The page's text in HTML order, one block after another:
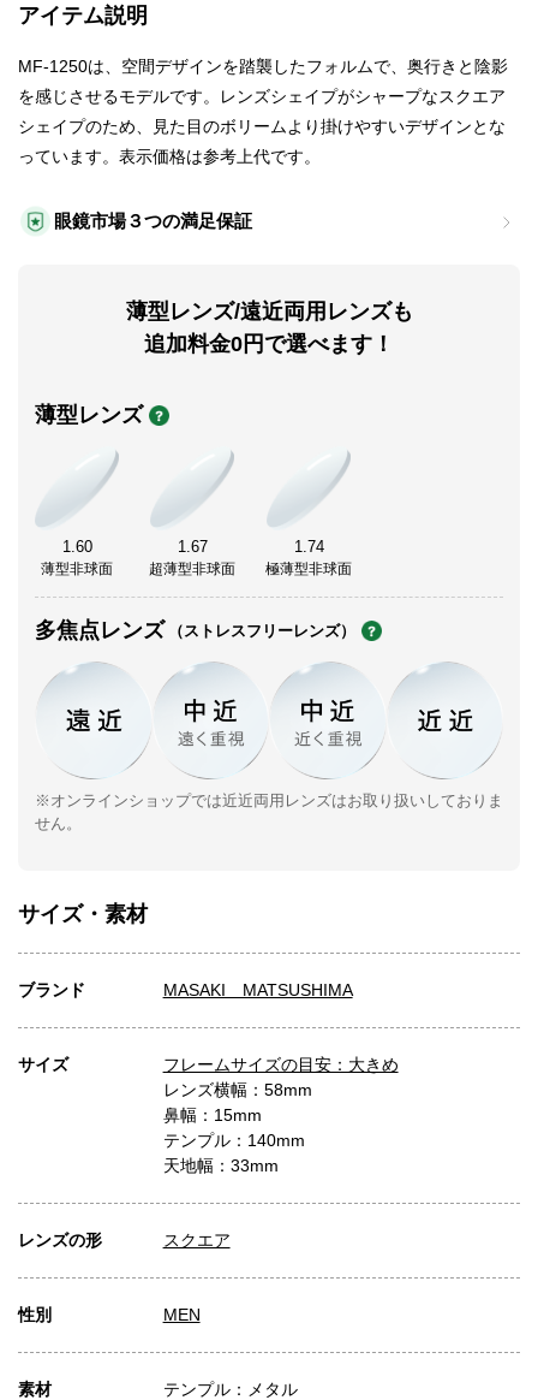
眼鏡市場３つの満足保証
薄型レンズ/遠近両用レンズも
追加料金0円で選べます！
薄型レンズ
1.60
薄型非球面
1.67
超薄型非球面
1.74
極薄型非球面
多焦点レンズ （ストレスフリーレンズ）
※オンラインショップでは近近両用レンズはお取り扱いしておりま
せん。
アイテム説明
MF-1250は、空間デザインを踏襲したフォルムで、奥行きと陰影
を感じさせるモデルです。レンズシェイプがシャープなスクエア
シェイプのため、見た目のボリームより掛けやすいデザインとな
っています。表示価格は参考上代です。
サイズ・素材
ブランド MASAKI MATSUSHIMA
サイズ
フレームサイズの目安：大きめ
レンズ横幅：58mm
鼻幅：15mm
テンプル：140mm
天地幅：33mm
レンズの形 スクエア
性別 MEN
素材
テンプル：メタル